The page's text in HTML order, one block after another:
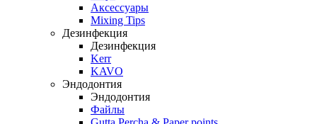
Аксессуары
Mixing Tips
Дезинфекция
Дезинфекция
Kerr
KAVO
Эндодонтия
Эндодонтия
Файлы